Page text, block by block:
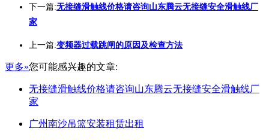
下一篇:无接缝滑触线价格请咨询山东腾云无接缝安全滑触线厂
家
上一篇:变频器过载跳闸的原因及检查方法
更多»您可能感兴趣的文章:
无接缝滑触线价格请咨询山东腾云无接缝安全滑触线厂
家
广州南沙吊篮安装租赁出租